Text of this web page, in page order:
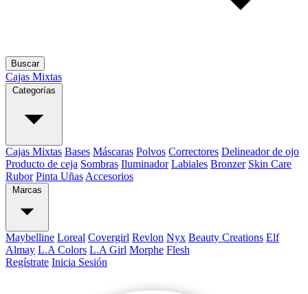
Buscar
Cajas Mixtas
Categorías
Cajas Mixtas Bases Máscaras Polvos Correctores Delineador de ojo
Producto de ceja Sombras Iluminador Labiales Bronzer Skin Care
Rubor Pinta Uñas Accesorios
Marcas
Maybelline Loreal Covergirl Revlon Nyx Beauty Creations Elf
Almay L.A Colors L.A Girl Morphe Flesh
Regístrate Inicia Sesión